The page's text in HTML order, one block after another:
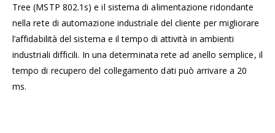
Tree (MSTP 802.1s) e il sistema di alimentazione ridondante
nella rete di automazione industriale del cliente per migliorare
l’affidabilità del sistema e il tempo di attività in ambienti
industriali difficili. In una determinata rete ad anello semplice, il
tempo di recupero del collegamento dati può arrivare a 20
ms.